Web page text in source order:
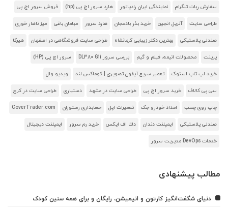
سفارش ربات تلگرام نمایندگی ایران رادیاتور هارد سرور اچ پی (hp) فروش سرور اچ پی
طراحی سایت آنریل انجین خرید بذر بادمجان هارد سرور مبلمان باغی میز ناهار خوری
صندلی پلاستیکی بهترین دکتر زیبایی کرمانشاه طراحی سایت فروشگاهی در اصفهان هیرکا
پرینت محصولات انیمه، فیلم و گیم بررسی سرور DL380 G11 سرور اچ پی (HP)
خرید لپ تاپ استوک تعمیر سریع آیفون تصویری | کوماکس لند ویدیو وال
سی پی کالاف خرید سرور اچ پی طراحی سایت در مشهد دستیاری طراحی سایت در کرج
چاپ روی چسب امداد خودرو جک تعمیرات اپل حسابداری رستوران CoverTrader.com
صندلی پلاستیکی ایمپلنت دندان دلتا اف ایکس خرید رم سرور ایمپلنت دیجیتال
خدمات DevOps مدیریت سرور
مطالب پیشنهادی
دنیای شگفت‌انگیز کارتون و انیمیشن، رایگان و برای همه سنین کودک